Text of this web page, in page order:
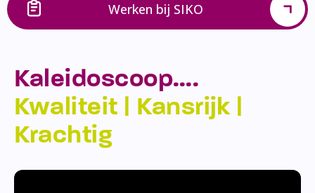
Werken bij SIKO
Kaleidoscoop….
Kwaliteit | Kansrijk |
Krachtig